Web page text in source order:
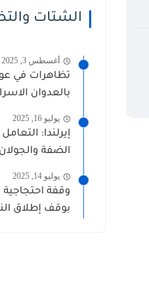
الشتات
أغسطس 3, 2025
تظاهرات في
بالعدوان
يوليو 16, 2025
إيرلندا:
الضفة
يوليو 14, 2025
وقفة احتجاجية
بوقف إطلاق